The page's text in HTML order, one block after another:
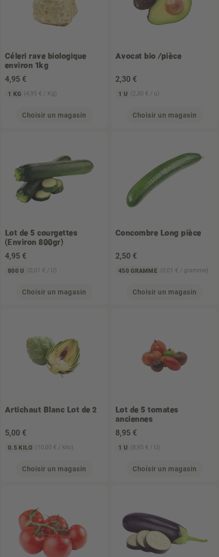
Céleri rave biologique
environ 1kg
4,95 €
1 KG (4,95 € / Kg)
Choisir un magasin
Avocat bio /pièce
2,30 €
1 U (2,30 € / u)
Choisir un magasin
Lot de 5 courgettes
(Environ 800gr)
4,95 €
800 U (0,01 € / U)
Choisir un magasin
Concombre Long pièce
2,50 €
450 GRAMME (0,01 € / gramme)
Choisir un magasin
Artichaut Blanc Lot de 2
5,00 €
0.5 KILO (10,00 € / kilo)
Choisir un magasin
Lot de 5 tomates
anciennes
8,95 €
1 U (8,95 € / U)
Choisir un magasin